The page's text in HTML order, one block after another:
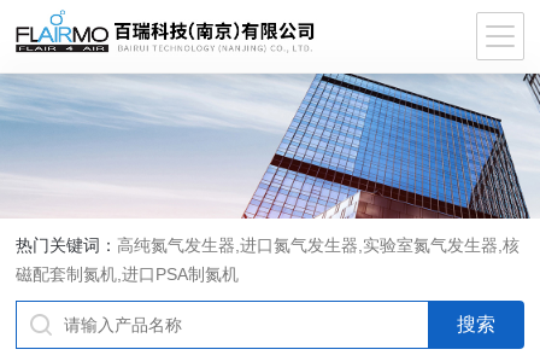
热门关键词： 高纯氮气发生器,进口氮气发生器,实验室氮气发生器,核
磁配套制氮机,进口PSA制氮机